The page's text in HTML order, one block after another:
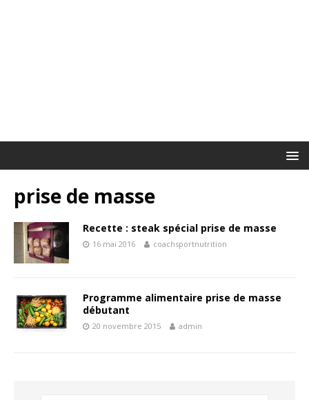
prise de masse
Recette : steak spécial prise de masse
16 mai 2016 coachsportnutrition
Programme alimentaire prise de masse
débutant
20 novembre 2015 admin